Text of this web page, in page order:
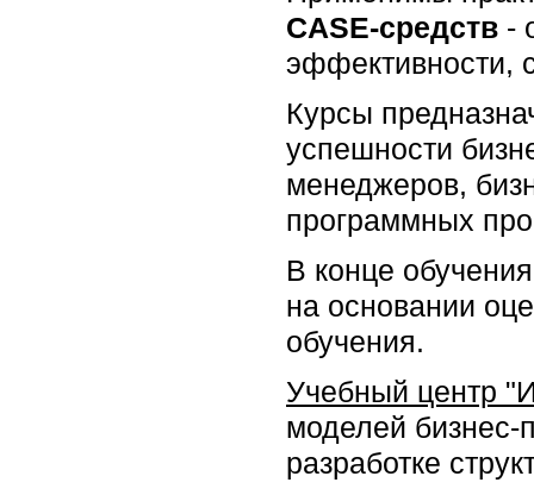
CASE-средств -
эффективности,
Курсы
успешности
менеджеров,
программных
В конце
на основании
обучения.
Учебный центр
моделей
разработке